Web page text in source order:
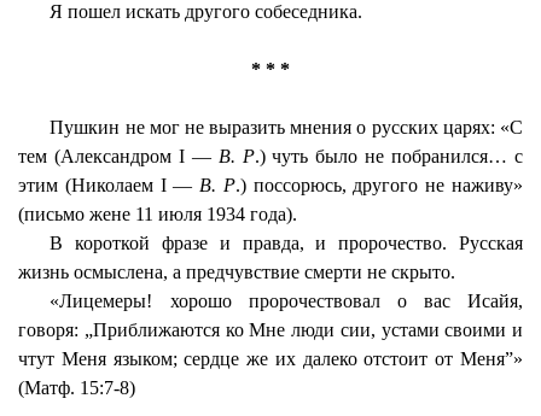
Я пошел искать другого собеседника.
* * *
Пушкин не мог не выразить мнения о русских царях: «С
тем (Александром I — В. Р.) чуть было не побранился… с
этим (Николаем I — В. Р.) поссорюсь, другого не наживу»
(письмо жене 11 июля 1934 года).
В короткой фразе и правда, и пророчество. Русская
жизнь осмыслена, а предчувствие смерти не скрыто.
«Лицемеры! хорошо пророчествовал о вас Исайя,
говоря: „Приближаются ко Мне люди сии, устами своими и
чтут Меня языком; сердце же их далеко отстоит от Меня”»
(Матф. 15:7-8)